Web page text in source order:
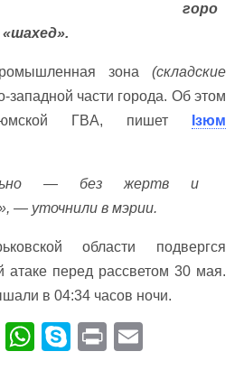
горо
зона (складские
западной части города. Об этом
ГBA, пишет
Ізюм
— без жертв и
— уточнили в мэрии.
области подвергся
атаке перед рассветом 30 мая.
в 04:34 часов ночи.
Vi W S Pr